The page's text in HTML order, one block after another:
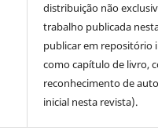
distribuição não
trabalho publicada
publicar em repositório
como capítulo de livro,
reconhecimento de
inicial nesta revista).